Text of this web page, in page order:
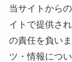
当サイトから
イトで提供さ
の責任を負い
ツ・情報につ